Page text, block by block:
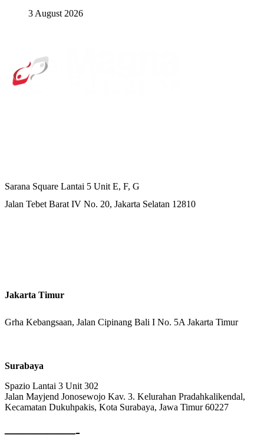
3 August 2026
Sarana Square Lantai 5 Unit E, F, G
Jalan Tebet Barat IV No. 20, Jakarta Selatan 12810
Jakarta Timur
Grha Kebangsaan, Jalan Cipinang Bali I No. 5A Jakarta Timur
Surabaya
Spazio Lantai 3 Unit 302
Jalan Mayjend Jonosewojo Kav. 3. Kelurahan Pradahkalikendal,
Kecamatan Dukuhpakis, Kota Surabaya, Jawa Timur 60227
—————-